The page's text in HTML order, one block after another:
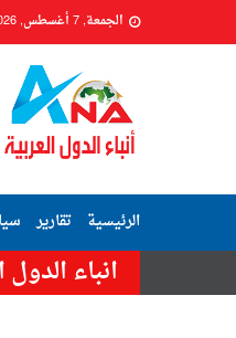
الجمعة, 7 أغسطس, 2026
الرئيسية تقارير
انباء الدول
هزة أرضية